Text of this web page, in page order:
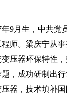
月生，中共党
师。梁庆宁从
压器环保特性
，成功研制出
器，技术填补